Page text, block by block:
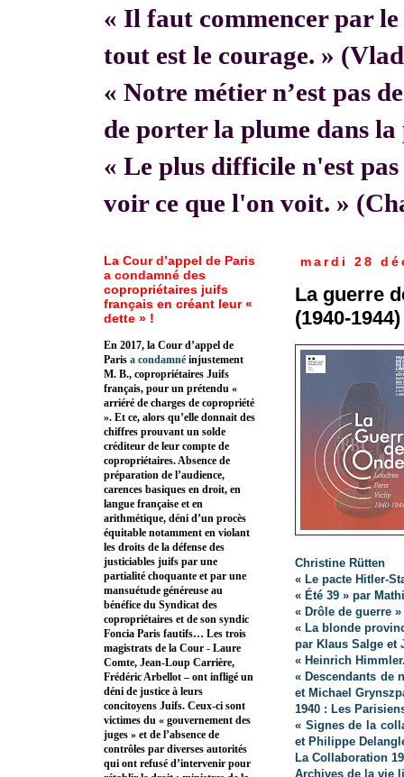
« Il faut commencer par le
tout est le courage. »
« Notre métier n’est pas
de porter la plume dans
« Le plus difficile n'est
voir ce que l'on voit. »
mardi 28
La guerre
(1940-1944)
Christine Rütten
« Le pacte Hitler-
« Été 39 » par
« Drôle de guerre
« La blonde
par Klaus Salge et
« Heinrich
« Descendants de
et Michael
1940 : Les
« Signes de la
et Philippe
La Collaboration
Archives de la vie
La Cour d’appel de Paris
a condamné des
copropriétaires juifs
français en créant leur «
dette » !
En 2017, la Cour d’appel de
Paris a condamné injustement
M. B., copropriétaires Juifs
français, pour un prétendu «
arriéré de charges de copropriété
». Et ce, alors qu’elle donnait des
chiffres prouvant un solde
créditeur de leur compte de
copropriétaires. Absence de
préparation de l’audience,
carences basiques en droit, en
langue française et en
arithmétique, déni d’un procès
équitable notamment en violant
les droits de la défense des
justiciables juifs par une
partialité choquante et par une
mansuétude généreuse au
bénéfice du Syndicat des
copropriétaires et de son syndic
Foncia Paris fautifs… Les trois
magistrats de la Cour - Laure
Comte, Jean-Loup Carrière,
Frédéric Arbellot – ont infligé un
déni de justice à leurs
concitoyens Juifs. Ceux-ci sont
victimes du « gouvernement des
juges » et de l’absence de
contrôles par diverses autorités
qui ont refusé d’intervenir pour